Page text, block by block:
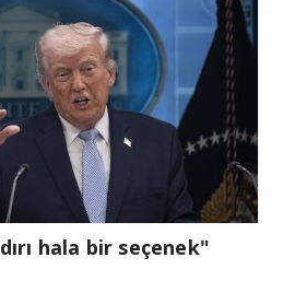
hala bir seçenek"